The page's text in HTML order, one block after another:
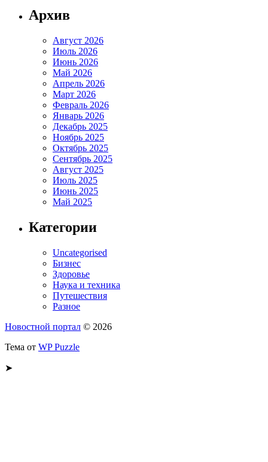
Архив
Август 2026
Июль 2026
Июнь 2026
Май 2026
Апрель 2026
Март 2026
Февраль 2026
Январь 2026
Декабрь 2025
Ноябрь 2025
Октябрь 2025
Сентябрь 2025
Август 2025
Июль 2025
Июнь 2025
Май 2025
Категории
Uncategorised
Бизнес
Здоровье
Наука и техника
Путешествия
Разное
Новостной портал © 2026
Тема от WP Puzzle
➤